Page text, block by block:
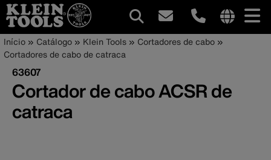
Pular
para
conteúdo
principal
Navegação
principal
Trilha
de
navegação
Início Catálogo Klein Tools
Cortadores de cabo
Cortadores de cabo de catraca
63607
Cortador de cabo ACSR de
catraca